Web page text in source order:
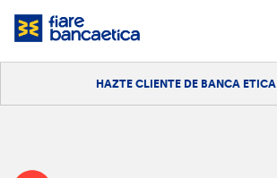
Saltar
HAZTE CLIENTE DE BANCA ETICA